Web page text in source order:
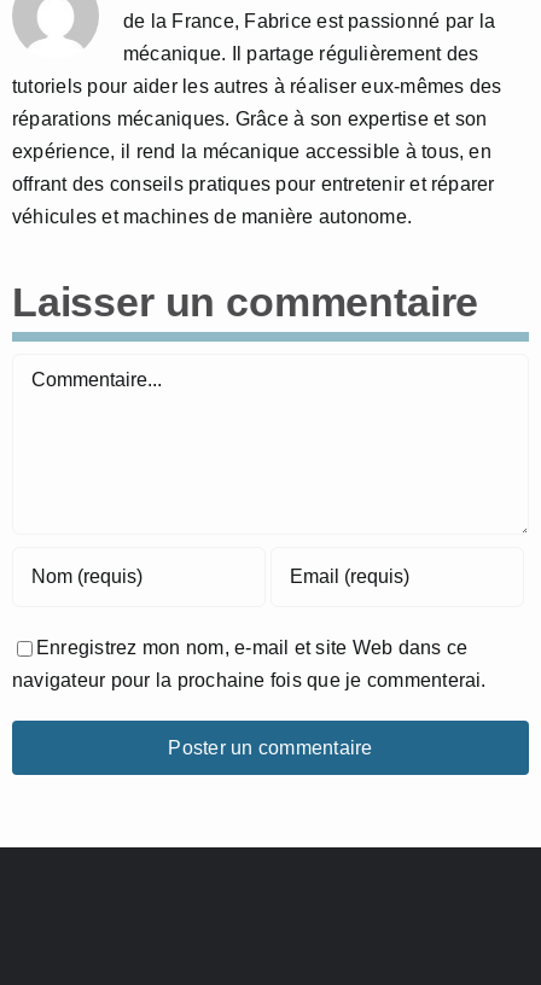
de la France, Fabrice est passionné par la
mécanique. Il partage régulièrement des
tutoriels pour aider les autres à réaliser eux-mêmes des
réparations mécaniques. Grâce à son expertise et son
expérience, il rend la mécanique accessible à tous, en
offrant des conseils pratiques pour entretenir et réparer
véhicules et machines de manière autonome.
Laisser un commentaire
Commentaire
Enregistrez mon nom, e-mail et site Web dans ce
navigateur pour la prochaine fois que je commenterai.